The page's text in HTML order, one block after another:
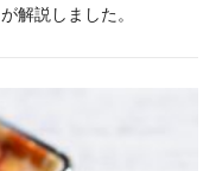
解説しました。